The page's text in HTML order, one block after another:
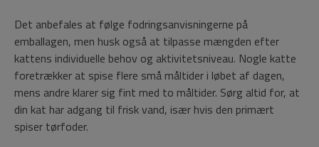
Det anbefales at følge fodringsanvisningerne på
emballagen, men husk også at tilpasse mængden efter
kattens individuelle behov og aktivitetsniveau. Nogle katte
foretrækker at spise flere små måltider i løbet af dagen,
mens andre klarer sig fint med to måltider. Sørg altid for, at
din kat har adgang til frisk vand, især hvis den primært
spiser tørfoder.